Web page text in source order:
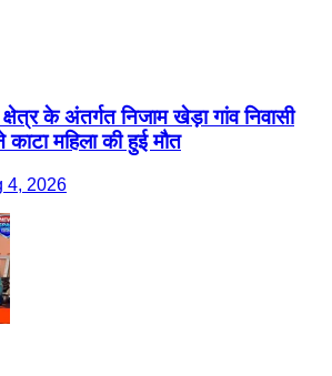
के अंतर्गत निजाम खेड़ा गांव निवासी
काटा महिला की हुई मौत
4, 2026